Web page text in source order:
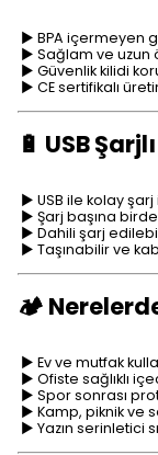
► BPA içermeyen
► Sağlam ve uzun
► Güvenlik kilidi
► CE sertifikalı
🔋 USB
► USB ile kolay şarj
► Şarj başına
► Dahili şarj
► Taşınabilir ve
🏕️
► Ev ve mutfak
► Ofiste sağlıklı
► Spor sonrası
► Kamp, piknik ve
► Yazın serinletici